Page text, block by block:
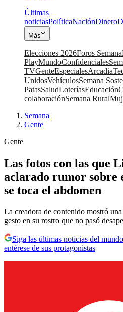
Últimas
noticiasPolíticaNaciónDinero
Más
Elecciones 2026Foros Semana
PlayMundoConfidenciales
TVGenteEspecialesArcadia
UnidosVehículosSemana
PatasSaludLoteríasEducación
colaboraciónSemana Rural
Semana|
Gente
Gente
Las fotos con las que
aclarado rumor sobre
se toca el abdomen
La creadora de contenido mostró
gesto en su rostro que no pasó
Siga las últimas noticias del
entérese de sus protagonistas